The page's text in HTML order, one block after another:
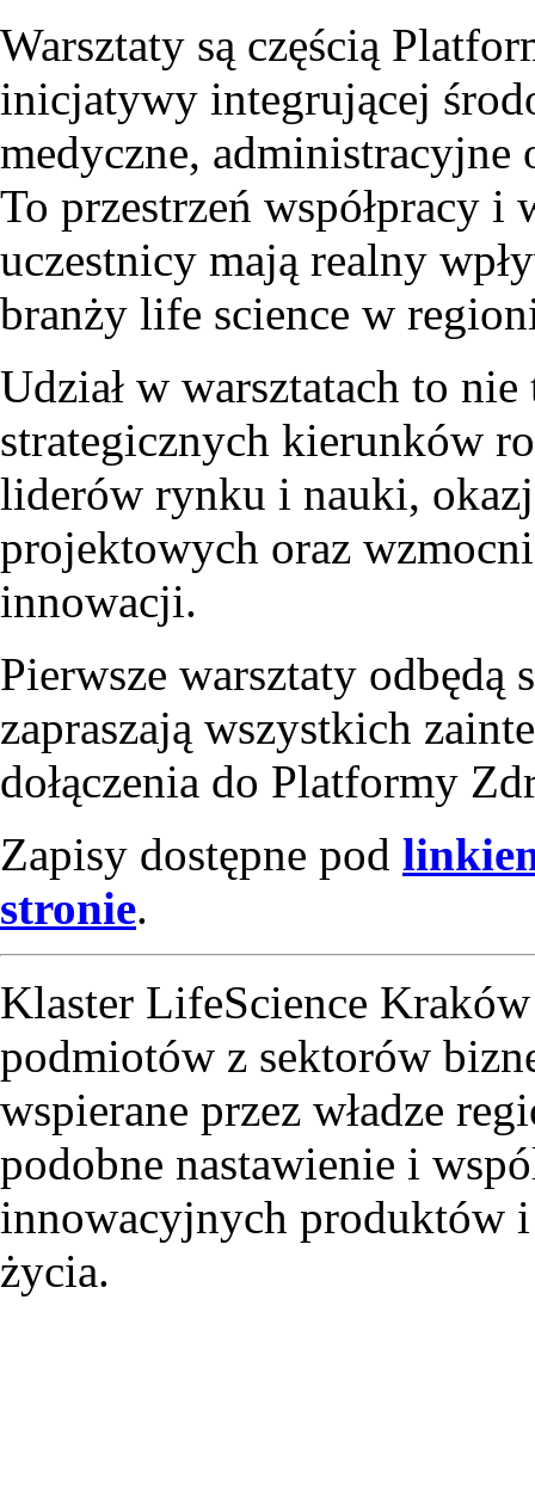
Warsztaty są częścią
inicjatywy integrującej
medyczne, administracyjne
To przestrzeń współpracy
uczestnicy mają realny
branży life science w
Udział w warsztatach to
strategicznych kierunków
liderów rynku i nauki,
projektowych oraz
innowacji.
Pierwsze warsztaty odbędą
zapraszają wszystkich
dołączenia do Platformy
Zapisy dostępne pod
stronie.
Klaster LifeScience
podmiotów z sektorów
wspierane przez władze
podobne nastawienie i
innowacyjnych produktów
życia.